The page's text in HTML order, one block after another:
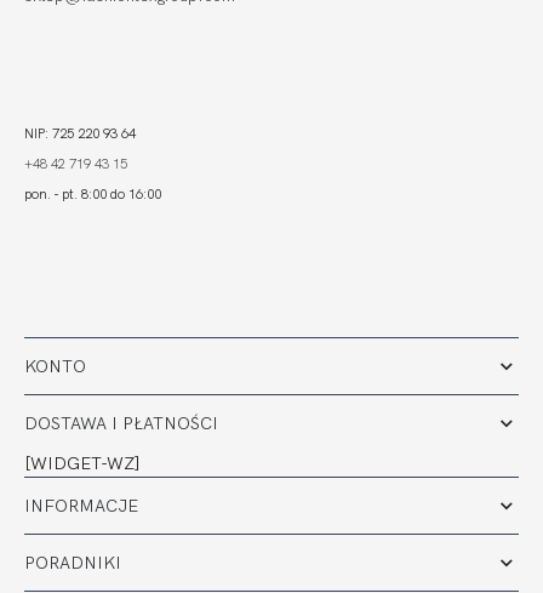
KONTO
DOSTAWA I PŁATNOŚCI
[WIDGET-WZ]
INFORMACJE
PORADNIKI
NIP: 725 220 93 64
+48 42 719 43 15
pon. - pt. 8:00 do 16:00